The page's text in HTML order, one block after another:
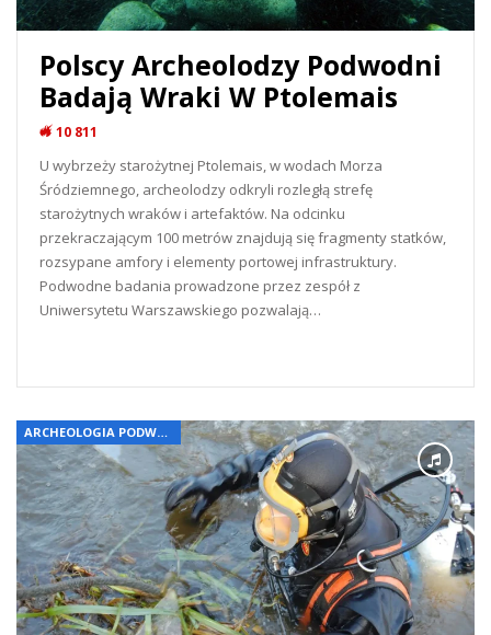
Polscy Archeolodzy Podwodni
Badają Wraki W Ptolemais
10 811
U wybrzeży starożytnej Ptolemais, w wodach Morza
Śródziemnego, archeolodzy odkryli rozległą strefę
starożytnych wraków i artefaktów. Na odcinku
przekraczającym 100 metrów znajdują się fragmenty statków,
rozsypane amfory i elementy portowej infrastruktury.
Podwodne badania prowadzone przez zespół z
Uniwersytetu Warszawskiego pozwalają…
ARCHEOLOGIA PODWODNA